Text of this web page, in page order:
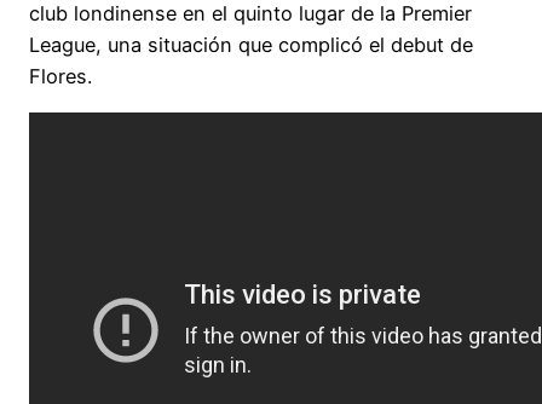
club londinense en el quinto lugar de la Premier
League, una situación que complicó el debut de
Flores.